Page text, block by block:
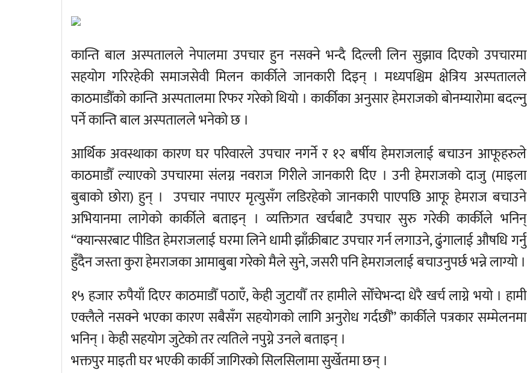
कान्ति बाल अस्पतालले नेपालमा उपचार हुन नसक्ने भन्दै दिल्ली लिन सुझाव दिएको उपचारमा
सहयोग गरिरहेकी समाजसेवी मिलन कार्कीले जानकारी दिइन् । मध्यपश्चिम क्षेत्रिय अस्पतालले
काठमाडौँको कान्ति अस्पतालमा रिफर गरेको थियो । कार्कीका अनुसार हेमराजको बोनम्यारोमा बदल्नु
पर्ने कान्ति बाल अस्पतालले भनेको छ ।
आर्थिक अवस्थाका कारण घर परिवारले उपचार नगर्ने र १२ बर्षीय हेमराजलाई बचाउन आफूहरुले
काठमाडौँ ल्याएको उपचारमा संलग्न नवराज गिरीले जानकारी दिए । उनी हेमराजको दाजु (माइला
बुबाको छोरा) हुन् । उपचार नपाएर मृत्युसँग लडिरहेको जानकारी पाएपछि आफू हेमराज बचाउने
अभियानमा लागेको कार्कीले बताइन् । व्यक्तिगत खर्चबाटै उपचार सुरु गरेकी कार्कीले भनिन्
“क्यान्सरबाट पीडित हेमराजलाई घरमा लिने धामी झाँक्रीबाट उपचार गर्न लगाउने, ढुंगालाई औषधि गर्नु
हुँदैन जस्ता कुरा हेमराजका आमाबुबा गरेको मैले सुने, जसरी पनि हेमराजलाई बचाउनुपर्छ भन्ने लाग्यो ।
१५ हजार रुपैयाँ दिएर काठमाडौँ पठाएँ, केही जुटायौँ तर हामीले सोँचेभन्दा धेरै खर्च लाग्ने भयो । हामी
एक्लैले नसक्ने भएका कारण सबैसँग सहयोगको लागि अनुरोध गर्दछौँ” कार्कीले पत्रकार सम्मेलनमा
भनिन् । केही सहयोग जुटेको तर त्यतिले नपुग्ने उनले बताइन् ।
भक्तपुर माइती घर भएकी कार्की जागिरको सिलसिलामा सुर्खेतमा छन् ।